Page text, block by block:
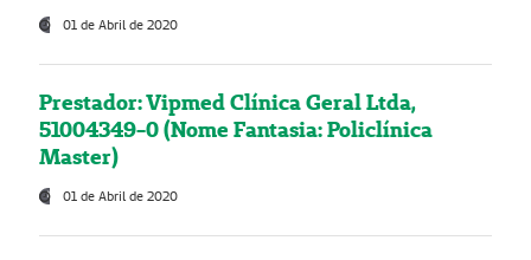
01 de Abril de 2020
Prestador: Vipmed Clínica Geral Ltda,
51004349-0 (Nome Fantasia: Policlínica
Master)
01 de Abril de 2020